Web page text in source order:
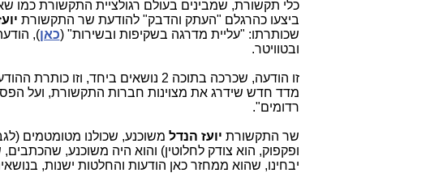
כלי תקשורת, שמבינים בעולם רגולציית התקשורת כמו
ביצעו כהרגלם "העתק והדבק" להודעת שר התקשורת
שכותרתו: "עליית מדרגה בשקיפות ובשירות" (כאן),
ובטוויטר.
זו הודעה, שכרכה בתוכה 2 נושאים
מדד חדש שידרג את מצוינות חברות התקשורת, ועל
רדומים".
שר התקשורת יועז הנדל משוכנע, שכולנו מטומטמים
ופקפוק, הוא צודק לחלוטין) והוא היה משוכנע,
יבחינו, שהוא ממחזר כאן הודעות והחלטות ישנות,